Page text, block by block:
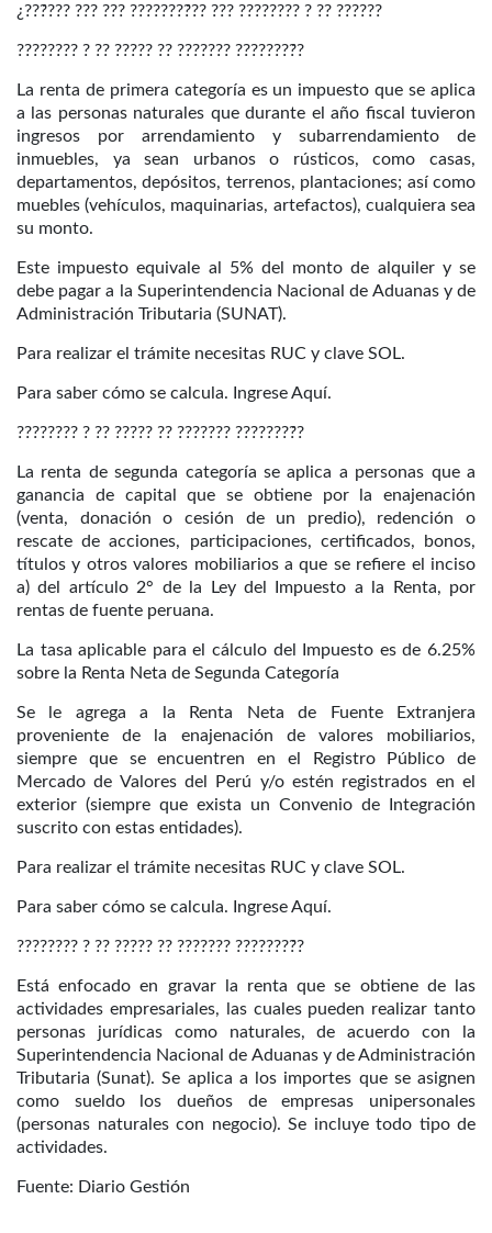
¿???́??? ??? ??? ????????́?? ??? ???????? ? ?? ??????
???????? ? ?? ????? ?? ??????? ????????́?
La renta de primera categoría es un impuesto que se aplica
a las personas naturales que durante el año fiscal tuvieron
ingresos por arrendamiento y subarrendamiento de
inmuebles, ya sean urbanos o rústicos, como casas,
departamentos, depósitos, terrenos, plantaciones; así como
muebles (vehículos, maquinarias, artefactos), cualquiera sea
su monto.
Este impuesto equivale al 5% del monto de alquiler y se
debe pagar a la Superintendencia Nacional de Aduanas y de
Administración Tributaria (SUNAT).
Para realizar el trámite necesitas RUC y clave SOL.
Para saber cómo se calcula. Ingrese Aquí.
???????? ? ?? ????? ?? ??????? ????????́?
La renta de segunda categoría se aplica a personas que a
ganancia de capital que se obtiene por la enajenación
(venta, donación o cesión de un predio), redención o
rescate de acciones, participaciones, certificados, bonos,
títulos y otros valores mobiliarios a que se refiere el inciso
a) del artículo 2° de la Ley del Impuesto a la Renta, por
rentas de fuente peruana.
La tasa aplicable para el cálculo del Impuesto es de 6.25%
sobre la Renta Neta de Segunda Categoría
Se le agrega a la Renta Neta de Fuente Extranjera
proveniente de la enajenación de valores mobiliarios,
siempre que se encuentren en el Registro Público de
Mercado de Valores del Perú y/o estén registrados en el
exterior (siempre que exista un Convenio de Integración
suscrito con estas entidades).
Para realizar el trámite necesitas RUC y clave SOL.
Para saber cómo se calcula. Ingrese Aquí.
???????? ? ?? ????? ?? ??????? ????????́?
Está enfocado en gravar la renta que se obtiene de las
actividades empresariales, las cuales pueden realizar tanto
personas jurídicas como naturales, de acuerdo con la
Superintendencia Nacional de Aduanas y de Administración
Tributaria (Sunat). Se aplica a los importes que se asignen
como sueldo los dueños de empresas unipersonales
(personas naturales con negocio). Se incluye todo tipo de
actividades.
Fuente: Diario Gestión